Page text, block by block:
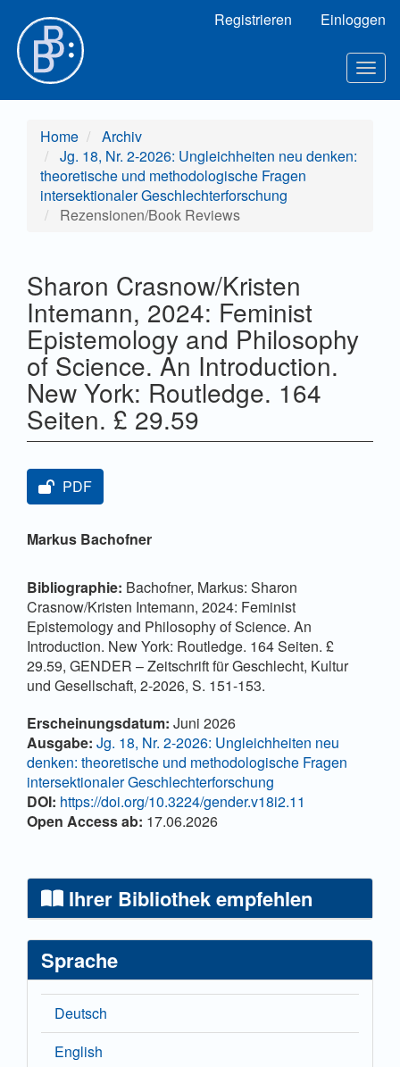
Hauptinhalt
Sidebar
Registrieren Einloggen
Home
Archiv
Jg. 18, Nr. 2-2026: Ungleichheiten neu denken:
theoretische und methodologische Fragen
intersektionaler Geschlechterforschung
Rezensionen/Book Reviews
Sharon Crasnow/Kristen
Intemann, 2024: Feminist
Epistemology and Philosophy
of Science. An Introduction.
New York: Routledge. 164
Seiten. £ 29.59
Artikel-Sidebar
PDF
Hauptsächlicher Artikelinhalt
Markus Bachofner
Bibliographie: Bachofner, Markus: Sharon
Crasnow/Kristen Intemann, 2024: Feminist
Epistemology and Philosophy of Science. An
Introduction. New York: Routledge. 164 Seiten. £
29.59, GENDER – Zeitschrift für Geschlecht, Kultur
und Gesellschaft, 2-2026, S. 151-153.
Artikel-Details
Erscheinungsdatum: Juni 2026
Ausgabe: Jg. 18, Nr. 2-2026: Ungleichheiten neu
denken: theoretische und methodologische Fragen
intersektionaler Geschlechterforschung
DOI: https://doi.org/10.3224/gender.v18i2.11
Open Access ab: 17.06.2026
Ihrer Bibliothek empfehlen
Sprache
Deutsch
English